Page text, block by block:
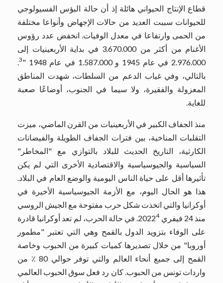
قطاع الإنتاج الحيواني هائلة إذ أن حالة البؤس الفسيولوجي
للحيوانات سببت العديد من حالات الإجهاض وأنواعا مختلفة
من الحمى وارتفاعا في معدل الوفيات. انخفض عدد رؤوس
الأغنام من أكثر من 3.670.000 في بداية الأربعينيات إلى
2.976.000 في عام 1945 و 1.587.000 في عام 1948 "
3
بالتالي، وفي غياب الدعم من السلطات، شهدت المناطق
المعزولة والفقيرة، ولا سيما في الجنوب، أوضاعًا صعبة
للغاية.
منذ الجفاف الكبير في الأربعينيات من القرن الماضي، ميزت
التقلبات المناخية، بين فترات الجفاف الطويلة والفيضانات
الكارثية، التاريخ الحديث للبلاد بالتوازي مع "المخاطر"
السياسية والجيوسياسية والاقتصادية الأخرى التي لم يكن
تأثيرها أقل على حياة الناس اليومية والوضع العام في البلاد.
هذا هو الحال اليوم، مع الأزمة الجيوسياسية الأخيرة في
أوكرانيا والتي اتخذت شكل حرب مفتوحة مع الجيش الروسي
منذ 24 فيفري 2022
4
. في حالة الحرب، لم تعد أوكرانيا قادرة
على الوفاء بتزويد الدول بالقمح وهي التي تعتبر "مطمور
أوروبا" من خلال تصديرها كميات كبيرة من الحبوب وخاصة
القمح إلى جميع أنحاء العالم والتي توفر حوالي 80 ٪ من
واردات تونس من الحبوب. كان رد فعل سوق الحبوب العالمي